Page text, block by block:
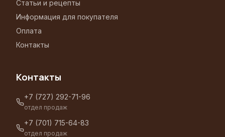
Статьи и рецепты
Информация для покупателя
Оплата
Контакты
Контакты
+7 (727) 292-71-96
отдел продаж
+7 (701) 715-64-83
отдел продаж